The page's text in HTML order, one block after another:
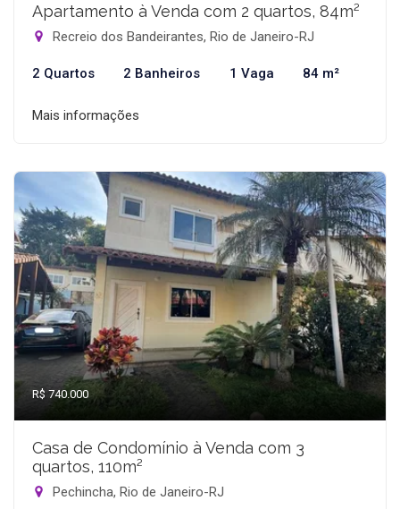
Apartamento à Venda com 2 quartos, 84m²
Recreio dos Bandeirantes, Rio de Janeiro-RJ
2 Quartos 2 Banheiros 1 Vaga 84 m²
Mais informações
R$ 740.000
Casa de Condomínio à Venda com 3
quartos, 110m²
Pechincha, Rio de Janeiro-RJ